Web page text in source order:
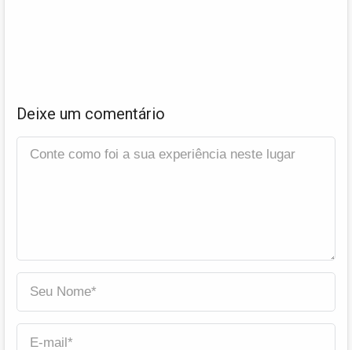
Deixe um comentário